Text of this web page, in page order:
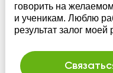
говорить на
и ученикам. Люблю
результат залог моей